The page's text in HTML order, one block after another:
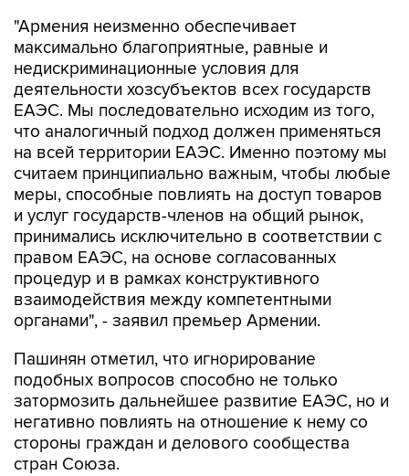
"Армения неизменно обеспечивает
максимально благоприятные, равные и
недискриминационные условия для
деятельности хозсубъектов всех государств
ЕАЭС. Мы последовательно исходим из того,
что аналогичный подход должен применяться
на всей территории ЕАЭС. Именно поэтому мы
считаем принципиально важным, чтобы любые
меры, способные повлиять на доступ товаров
и услуг государств-членов на общий рынок,
принимались исключительно в соответствии с
правом ЕАЭС, на основе согласованных
процедур и в рамках конструктивного
взаимодействия между компетентными
органами", - заявил премьер Армении.
Пашинян отметил, что игнорирование
подобных вопросов способно не только
затормозить дальнейшее развитие ЕАЭС, но и
негативно повлиять на отношение к нему со
стороны граждан и делового сообщества
стран Союза.